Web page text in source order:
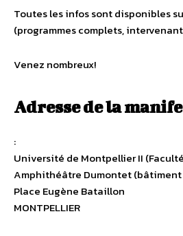
Toutes les infos sont disponibles
(programmes complets,
Venez nombreux!
Adresse de la
:
Université de Montpellier II
Amphithéâtre Dumontet (bâtiment
Place Eugène Bataillon
MONTPELLIER